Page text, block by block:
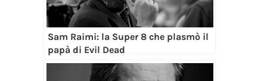
Sam Raimi: la Super 8 che plasmò il
papà di Evil Dead